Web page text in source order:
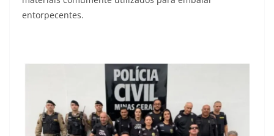
entorpecentes.